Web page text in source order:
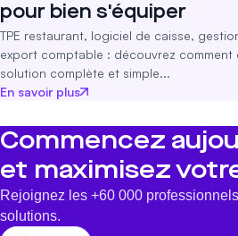
pour bien s'équiper
TPE restaurant, logiciel de caisse,
export comptable : découvrez comment
solution complète et simple...
En savoir plus
Commencez
et maximisez
Rejoignez les +60 000
solutions.